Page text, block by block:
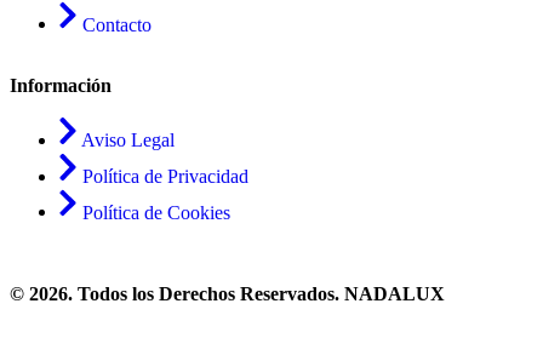
Contacto
Información
Aviso Legal
Política de Privacidad
Política de Cookies
© 2026. Todos los Derechos Reservados. NADALUX